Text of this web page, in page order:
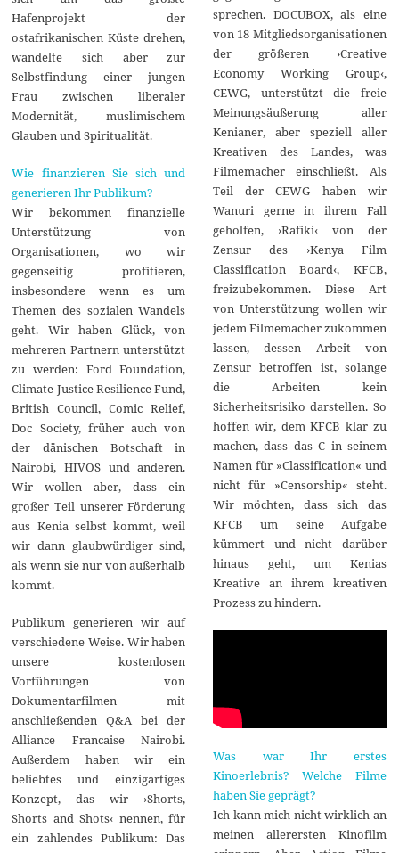
Hafenprojekt der
ostafrikanischen Küste drehen,
wandelte sich aber zur
Selbstfindung einer jungen
Frau zwischen liberaler
Modernität, muslimischem
Glauben und Spiritualität.
Wie finanzieren Sie sich und
generieren Ihr Publikum?
Wir bekommen finanzielle
Unterstützung von
Organisationen, wo wir
gegenseitig profitieren,
insbesondere wenn es um
Themen des sozialen Wandels
geht. Wir haben Glück, von
mehreren Partnern unterstützt
zu werden: Ford Foundation,
Climate Justice Resilience Fund,
British Council, Comic Relief,
Doc Society, früher auch von
der dänischen Botschaft in
Nairobi, HIVOS und anderen.
Wir wollen aber, dass ein
großer Teil unserer Förderung
aus Kenia selbst kommt, weil
wir dann glaubwürdiger sind,
als wenn sie nur von außerhalb
kommt.
Publikum generieren wir auf
verschiedene Weise. Wir haben
unsere kostenlosen
Vorführungen von
Dokumentarfilmen mit
anschließenden Q&A bei der
Alliance Francaise Nairobi.
Außerdem haben wir ein
beliebtes und einzigartiges
Konzept, das wir ›Shorts,
Shorts and Shots‹ nennen, für
ein zahlendes Publikum: Das
sprechen. DOCUBOX, als eine
von 18 Mitgliedsorganisationen
der größeren ›Creative
Economy Working Group‹,
CEWG, unterstützt die freie
Meinungsäußerung aller
Kenianer, aber speziell aller
Kreativen des Landes, was
Filmemacher einschließt. Als
Teil der CEWG haben wir
Wanuri gerne in ihrem Fall
geholfen, ›Rafiki‹ von der
Zensur des ›Kenya Film
Classification Board‹, KFCB,
freizubekommen. Diese Art
von Unterstützung wollen wir
jedem Filmemacher zukommen
lassen, dessen Arbeit von
Zensur betroffen ist, solange
die Arbeiten kein
Sicherheitsrisiko darstellen. So
hoffen wir, dem KFCB klar zu
machen, dass das C in seinem
Namen für »Classification« und
nicht für »Censorship« steht.
Wir möchten, dass sich das
KFCB um seine Aufgabe
kümmert und nicht darüber
hinaus geht, um Kenias
Kreative an ihrem kreativen
Prozess zu hindern.
Was war Ihr erstes
Kinoerlebnis? Welche Filme
haben Sie geprägt?
Ich kann mich nicht wirklich an
meinen allerersten Kinofilm